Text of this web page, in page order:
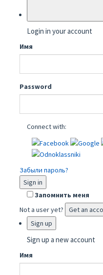
Login in your account
Имя
Password
Connect with:
Забыли пароль?
Sign in
Запомнить меня
Not a user yet?
Get an
Sign up
Sign up a new account
Имя